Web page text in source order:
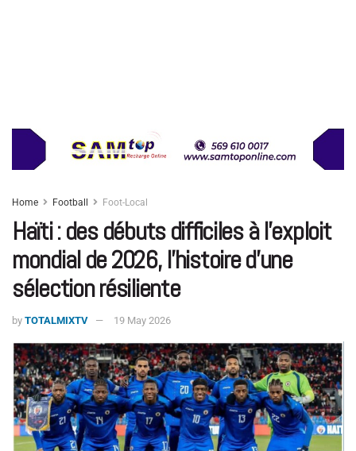
Home Football Foot-Local
Haïti : des débuts difficiles à l’exploit
mondial de 2026, l’histoire d’une
sélection résiliente
by TOTALMIXTV 19 May 2026